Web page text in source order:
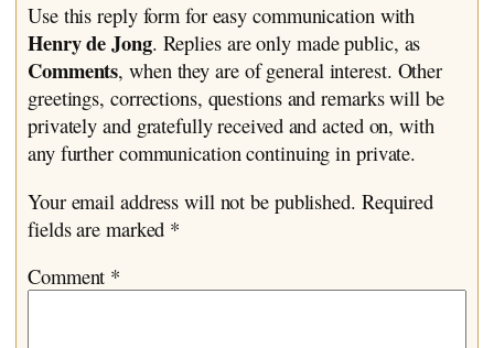
Use this reply form for easy communication with
Henry de Jong. Replies are only made public, as
Comments, when they are of general interest. Other
greetings, corrections, questions and remarks will be
privately and gratefully received and acted on, with
any further communication continuing in private.
Your email address will not be published. Required
fields are marked *
Comment *